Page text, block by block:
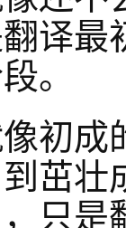
译
。
初
茁壮
只